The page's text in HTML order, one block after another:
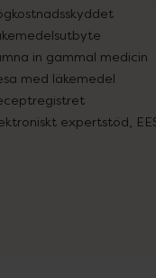
in gammal medicin
med läkemedel
expertstöd,